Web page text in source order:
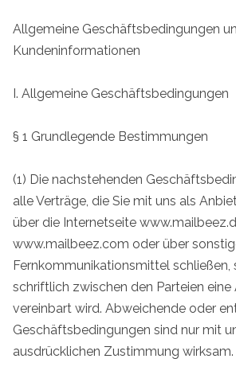
Allgemeine Geschäftsbedingungen
Kundeninformationen
I. Allgemeine Geschäftsbedingungen
§ 1 Grundlegende Bestimmungen
(1) Die nachstehenden
alle Verträge, die Sie mit uns als
über die Internetseite
www.mailbeez.com oder über
Fernkommunikationsmittel
schriftlich zwischen den Parteien eine
vereinbart wird. Abweichende oder
Geschäftsbedingungen sind nur mit
ausdrücklichen Zustimmung wirksam.